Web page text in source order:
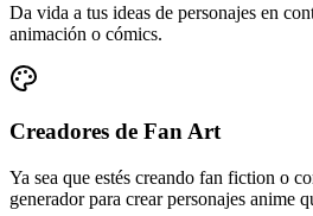
Da vida a tus ideas de personajes en
animación o cómics.
Creadores de Fan Art
Ya sea que estés creando fan fiction o
generador para crear personajes anime